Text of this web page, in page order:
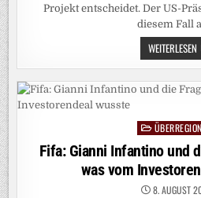
Projekt entscheidet. Der US-
diesem Fall
WEITERLESEN
Posted
in
Fifa: Gianni Infantino und
was vom
8. AUGUST